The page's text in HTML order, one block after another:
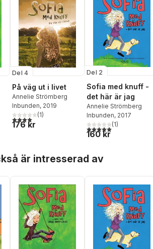
antal röster:
Del 4
På väg ut i livet
Annelie Strömberg
Inbunden, 2019
4,0utav 5 stjärnor. Totalt antal röster:
(1)
176 kr
Del 2
Sofia med knuff -
det här är jag
Annelie Strömberg
Inbunden, 2017
5,0utav 5 stjärnor.
(1)
160 kr
är intresserad av